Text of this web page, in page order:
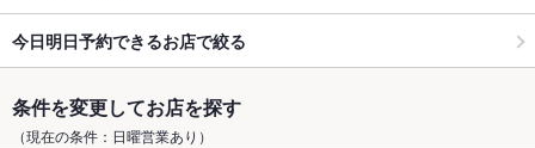
今日明日予約できるお店で絞る
条件を変更してお店を探す
（現在の条件：日曜営業あり）